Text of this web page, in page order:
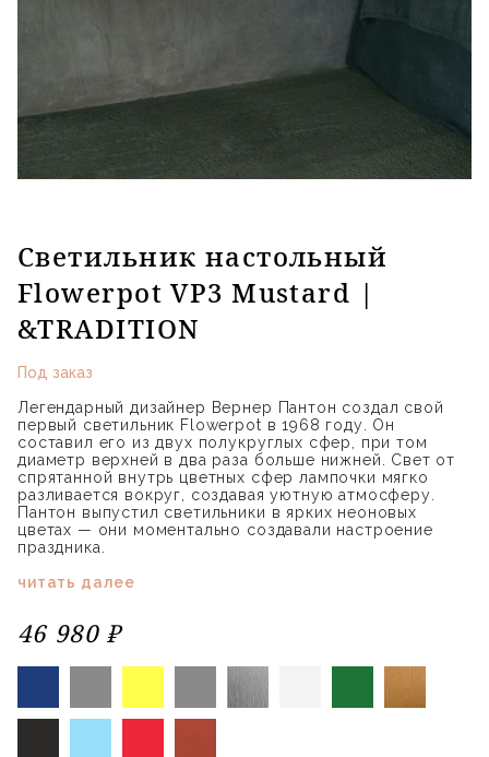
Светильник настольный
Flowerpot VP3 Mustard |
&TRADITION
Под заказ
Легендарный дизайнер Вернер Пантон создал свой
первый светильник Flowerpot в 1968 году. Он
составил его из двух полукруглых сфер, при том
диаметр верхней в два раза больше нижней. Свет от
спрятанной внутрь цветных сфер лампочки мягко
разливается вокруг, создавая уютную атмосферу.
Пантон выпустил светильники в ярких неоновых
цветах — они моментально создавали настроение
праздника.
читать далее
46 980 ₽